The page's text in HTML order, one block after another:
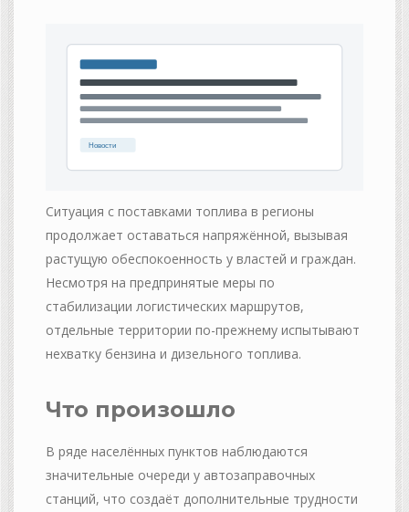
Ситуация с поставками топлива в регионы
продолжает оставаться напряжённой, вызывая
растущую обеспокоенность у властей и граждан.
Несмотря на предпринятые меры по
стабилизации логистических маршрутов,
отдельные территории по-прежнему испытывают
нехватку бензина и дизельного топлива.
Что произошло
В ряде населённых пунктов наблюдаются
значительные очереди у автозаправочных
станций, что создаёт дополнительные трудности